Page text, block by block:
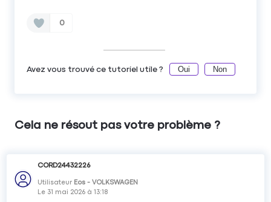
0
Avez vous trouvé ce tutoriel utile ? Oui Non
Cela ne résout pas votre problème ?
CORD24432226
Utilisateur Eos - VOLKSWAGEN
Le 31 mai 2026 à13:18